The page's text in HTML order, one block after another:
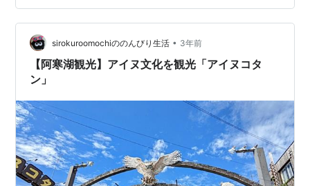
かったですからこんなものでしょう。朝は冷えると言わ
れましたので上下ヒートテックを着込み、インナーダウ
ンを重ね着して行ったのですが、雨のためにむしろ冷え
込みは緩んでいたようです。 下の２枚の写真は１０…
sirokuroomochiののんびり生活 • 3年前
【阿寒湖観光】アイヌ文化を観光「アイヌコタ
ン」